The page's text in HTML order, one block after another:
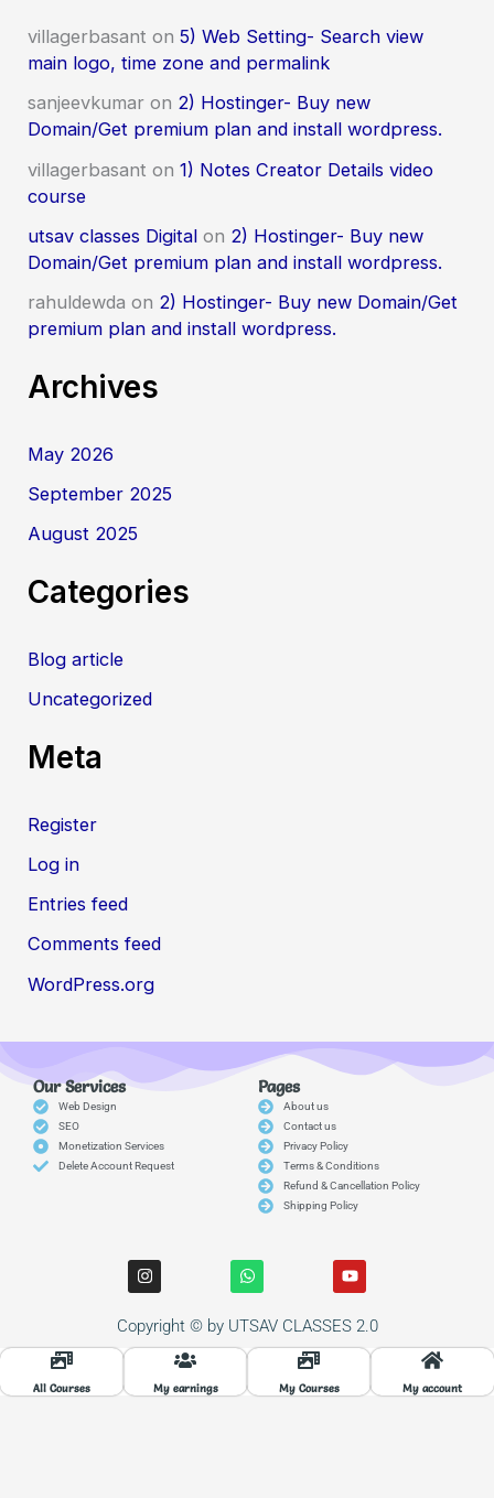
villagerbasant on5) Web Setting- Search view
main logo, time zone and permalink
sanjeevkumar on 2) Hostinger- Buy new
Domain/Get premium plan and install wordpress.
villagerbasant on1) Notes Creator Details video
course
utsav classes Digital on 2) Hostinger- Buy new
Domain/Get premium plan and install wordpress.
rahuldewda on 2) Hostinger- Buy new Domain/Get
premium plan and install wordpress.
Archives
May 2026
September 2025
August 2025
Categories
Blog article
Uncategorized
Meta
Register
Log in
Entries feed
Comments feed
WordPress.org
Our Services
Web Design
SEO
Monetization Services
Delete Account Request
Pages
About us
Contact us
Privacy Policy
Terms & Conditions
Refund & Cancellation Policy
Shipping Policy
I
n
s
a
g
m
W
h
a
t
s
a
Y
o
u
t
u
b
Copyright © by UTSAV CLASSES 2.0
All Courses My earnings My Courses My account